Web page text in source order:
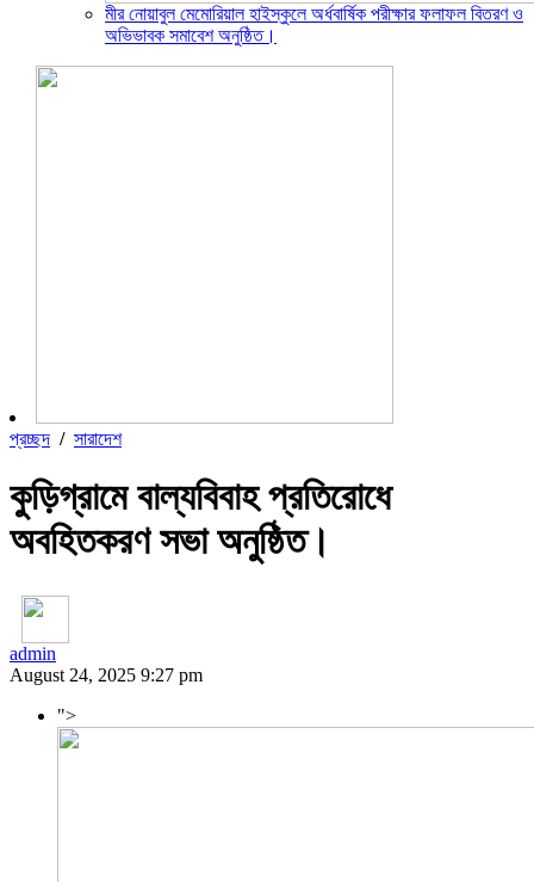
মীর নোয়াবুল মেমোরিয়াল হাইস্কুলে অর্ধবার্ষিক পরীক্ষার ফলাফল বিতরণ ও
অভিভাবক সমাবেশ অনুষ্ঠিত।
প্রচ্ছদ / সারাদেশ
কুড়িগ্রামে বাল্যবিবাহ প্রতিরোধে
অবহিতকরণ সভা অনুষ্ঠিত।
admin
August 24, 2025 9:27 pm
">